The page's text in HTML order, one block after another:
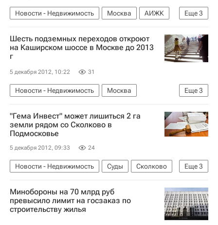
Еще3
Новости - Недвижимость Москва
АИЖК
Финансовая отчетность
Ипотека Россия
Шесть подземных переходов откроют
на Каширском шоссе в Москве до 2013
г
5 декабря 2012, 10:22 31
Еще3
Новости - Недвижимость
Москва
Инфраструктура
Строительство Россия
"Гема Инвест" может лишиться 2 га
земли рядом со Сколково в
Подмосковье
5 декабря 2012, 09:33 24
Еще3
Новости - Недвижимость Суды
Сколково
Земельные участки
Московская область (Подмосковье)
Россия
Минобороны на 70 млрд руб
превысило лимит на госзаказ по
строительству жилья